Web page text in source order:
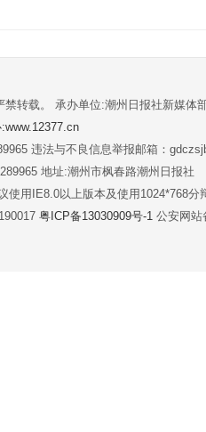
转载。 承办单位:潮州日报社新媒体
违法与不良信息举报邮箱：
地址:潮州市枫春路潮州日报社
使用IE8.0以上版本及使用1024*768分
粤ICP备13030909号-1 公安网站